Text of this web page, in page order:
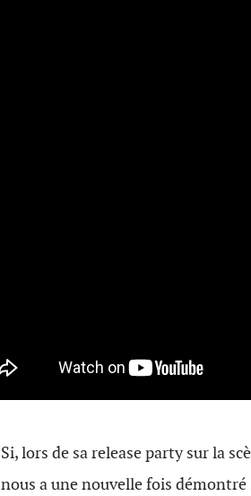
Si, lors de sa release party sur la
nous a une nouvelle fois démontré